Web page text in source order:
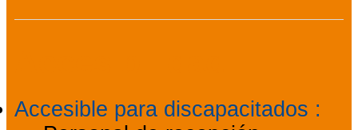
Accesible para discapacitados :